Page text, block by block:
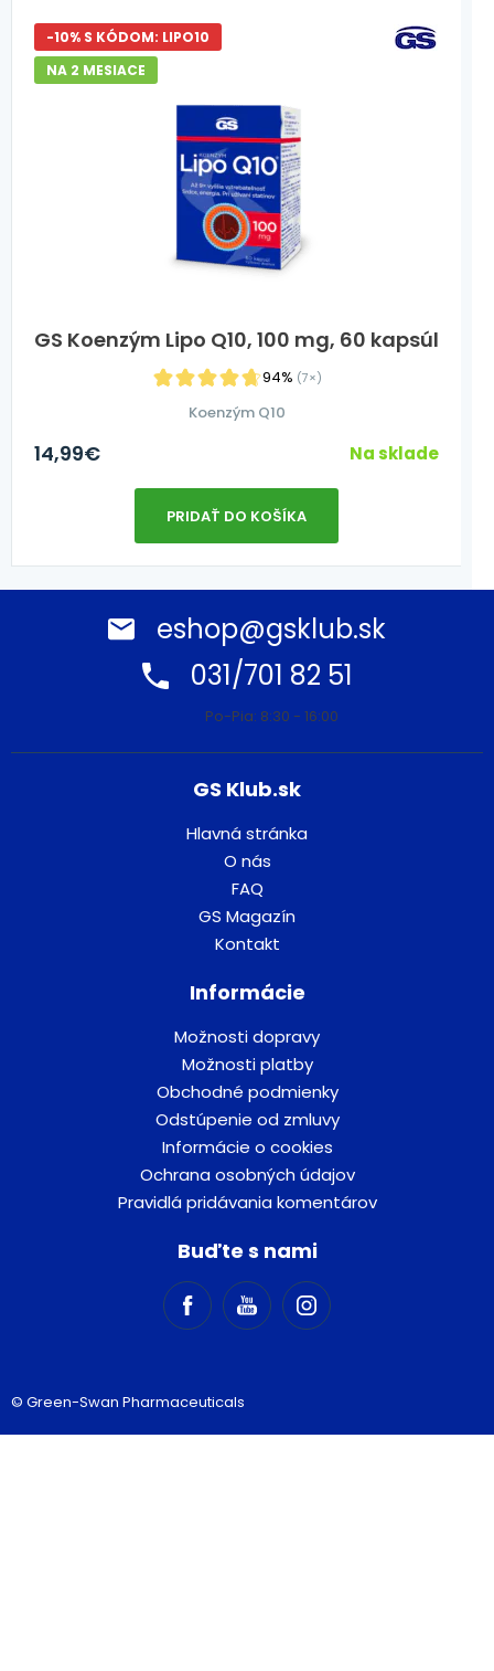
GS Koenzým Lipo Q10, 100 mg, 60 kapsúl
94% (7×)
-10% S KÓDOM: LIPO10
NA 2 MESIACE
Koenzým Q10
14,99€ Na sklade
PRIDAŤ DO KOŠÍKA
eshop@gsklub.sk
031/701 82 51
Po-Pia: 8:30 - 16:00
GS Klub.sk
Hlavná stránka
O nás
FAQ
GS Magazín
Kontakt
Informácie
Možnosti dopravy
Možnosti platby
Obchodné podmienky
Odstúpenie od zmluvy
Informácie o cookies
Ochrana osobných údajov
Pravidlá pridávania komentárov
Buďte s nami
© Green-Swan Pharmaceuticals